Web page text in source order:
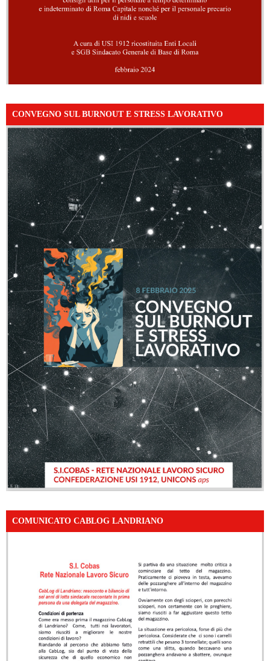
CONVEGNO SUL BURNOUT E STRESS LAVORATIVO
COMUNICATO CABLOG LANDRIANO